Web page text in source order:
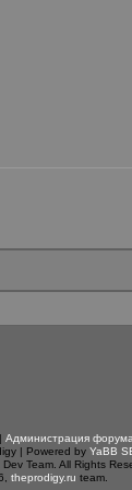
| Администрация форума
| Powered by YaBB
Team. All Rights
theprodigy.ru team.